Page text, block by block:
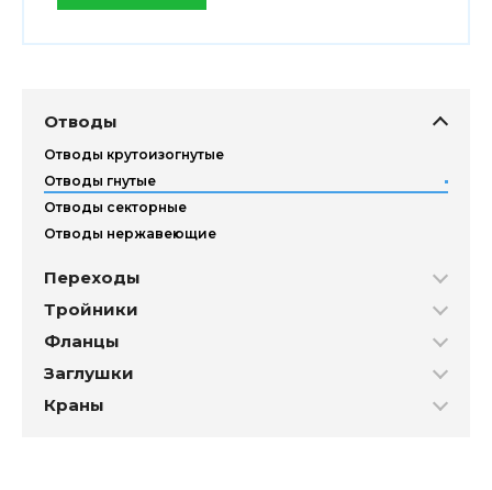
Отводы
Отводы крутоизогнутые
Отводы гнутые
Отводы секторные
Отводы нержавеющие
Переходы
Тройники
Фланцы
Заглушки
Краны